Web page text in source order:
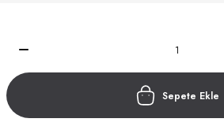
Sepete Ekle